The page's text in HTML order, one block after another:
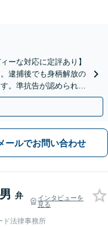
ーな対応に定評あり】
逮捕後でも身柄解放の
。準抗告が認められた
ールでお問い合わせ
弁
インタビューを
見る
ド法律事務所